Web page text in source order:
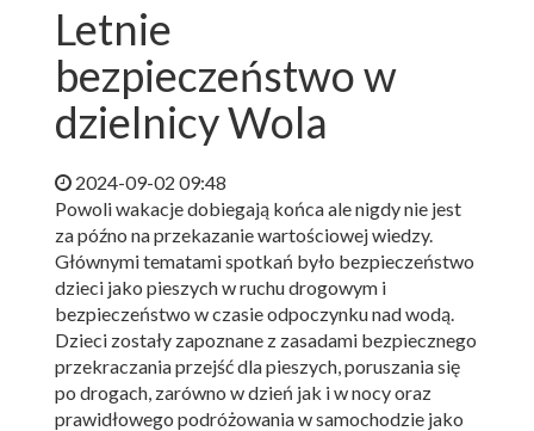
Letnie
bezpieczeństwo w
dzielnicy Wola
2024-09-02 09:48
Powoli wakacje dobiegają końca ale nigdy nie jest
za późno na przekazanie wartościowej wiedzy.
Głównymi tematami spotkań było bezpieczeństwo
dzieci jako pieszych w ruchu drogowym i
bezpieczeństwo w czasie odpoczynku nad wodą.
Dzieci zostały zapoznane z zasadami bezpiecznego
przekraczania przejść dla pieszych, poruszania się
po drogach, zarówno w dzień jak i w nocy oraz
prawidłowego podróżowania w samochodzie jako